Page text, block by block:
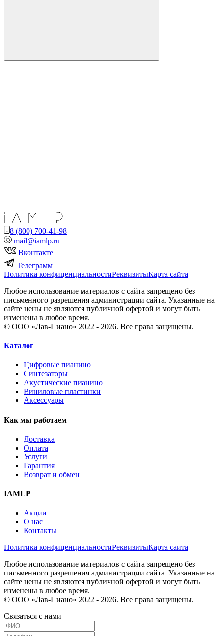
8 (800) 700-41-98
mail@iamlp.ru
Вконтакте
Телеграмм
Политика конфиценциальностиРеквизитыКарта сайта
Любое использование материалов с сайта запрещено без
письменного разрешения администрации сайта. Указанные на
сайте цены не являются публичной офертой и могут быть
изменены в любое время.
© ООО «Лав-Пиано» 2022 - 2026. Все права защищены.
Каталог
Цифровые пианино
Синтезаторы
Акустические пианино
Виниловые пластинки
Аксессуары
Как мы работаем
Доставка
Оплата
Услуги
Гарантия
Возврат и обмен
IAMLP
Акции
О нас
Контакты
Политика конфиценциальностиРеквизитыКарта сайта
Любое использование материалов с сайта запрещено без
письменного разрешения администрации сайта. Указанные на
сайте цены не являются публичной офертой и могут быть
изменены в любое время.
© ООО «Лав-Пиано» 2022 - 2026. Все права защищены.
Связаться с нами